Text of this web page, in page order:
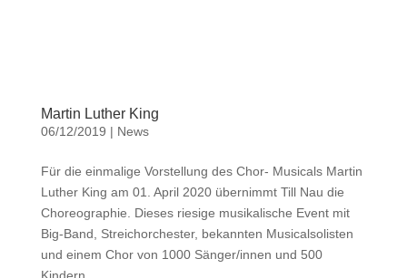
Martin Luther King
06/12/2019 | News
Für die einmalige Vorstellung des Chor- Musicals Martin
Luther King am 01. April 2020 übernimmt Till Nau die
Choreographie. Dieses riesige musikalische Event mit
Big-Band, Streichorchester, bekannten Musicalsolisten
und einem Chor von 1000 Sänger/innen und 500
Kindern...